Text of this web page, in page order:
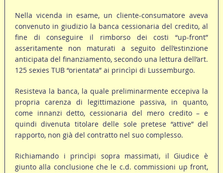
Nella vicenda in esame, un cliente-consumatore aveva
convenuto in giudizio la banca cessionaria del credito, al
fine di conseguire il rimborso dei costi “up-front”
asseritamente non maturati a seguito dell’estinzione
anticipata del finanziamento, secondo una lettura dell’art.
125 sexies TUB “orientata” ai princìpi di Lussemburgo.
Resisteva la banca, la quale preliminarmente eccepiva la
propria carenza di legittimazione passiva, in quanto,
come innanzi detto, cessionaria del mero credito – e
quindi divenuta titolare delle sole pretese “attive” del
rapporto, non già del contratto nel suo complesso.
Richiamando i princìpi sopra massimati, il Giudice è
giunto alla conclusione che le c.d. commissioni up front,